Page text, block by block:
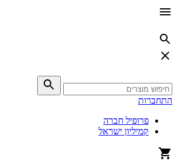
התחברות
פרופיל חברה
קמיליון ישראל